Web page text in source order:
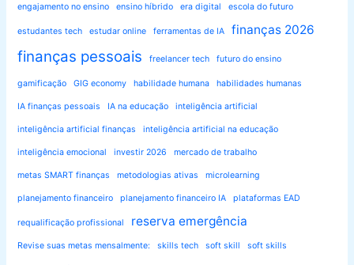
engajamento no ensino ensino híbrido era digital escola do futuro
estudantes tech estudar online ferramentas de IA finanças 2026
finanças pessoais freelancer tech futuro do ensino
gamificação GIG economy habilidade humana habilidades humanas
IA finanças pessoais IA na educação inteligência artificial
inteligência artificial finanças inteligência artificial na educação
inteligência emocional investir 2026 mercado de trabalho
metas SMART finanças metodologias ativas microlearning
planejamento financeiro planejamento financeiro IA plataformas EAD
requalificação profissional reserva emergência
Revise suas metas mensalmente: skills tech soft skill soft skills